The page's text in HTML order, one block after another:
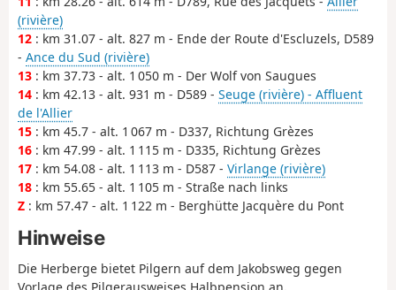
(rivière)
12 : km 31.07 - alt. 827 m - Ende der Route d'Escluzels, D589
- Ance du Sud (rivière)
13 : km 37.73 - alt. 1 050 m - Der Wolf von Saugues
14 : km 42.13 - alt. 931 m - D589 - Seuge (rivière) - Affluent
de l'Allier
15 : km 45.7 - alt. 1 067 m - D337, Richtung Grèzes
16 : km 47.99 - alt. 1 115 m - D335, Richtung Grèzes
17 : km 54.08 - alt. 1 113 m - D587 - Virlange (rivière)
18 : km 55.65 - alt. 1 105 m - Straße nach links
Z : km 57.47 - alt. 1 122 m - Berghütte Jacquère du Pont
Hinweise
Die Herberge bietet Pilgern auf dem Jakobsweg gegen